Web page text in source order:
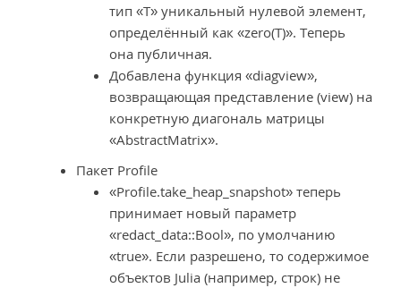
тип «T» уникальный нулевой элемент,
определённый как «zero(T)». Теперь
она публичная.
Добавлена функция «diagview»,
возвращающая представление (view) на
конкретную диагональ матрицы
«AbstractMatrix».
Пакет Profile
«Profile.take_heap_snapshot» теперь
принимает новый параметр
«redact_data::Bool», по умолчанию
«true». Если разрешено, то содержимое
объектов Julia (например, строк) не